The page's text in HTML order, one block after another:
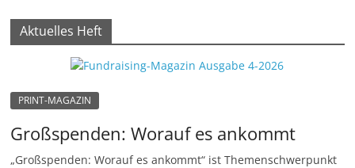
Aktuelles Heft
PRINT-MAGAZIN
Großspenden: Worauf es ankommt
„Großspenden: Worauf es ankommt“ ist Themenschwerpunkt